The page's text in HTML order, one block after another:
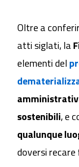
Oltre a
atti siglati, la
elementi del
sostenibili, e
qualunque
doversi